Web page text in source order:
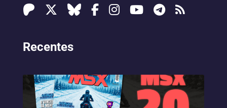
Recentes